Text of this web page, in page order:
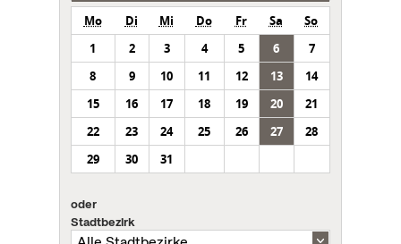
Mo Di Mi Do Fr Sa
So
1
2 3 4 5 6
7
8
9 10 11 12 13
14
15
16 17 18 19 20
21
22
23 24 25 26 27
28
29
30 31
oder
Stadtbezirk